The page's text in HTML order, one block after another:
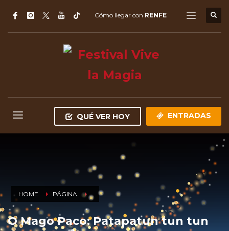
Cómo llegar con RENFE
QUÉ VER HOY ENTRADAS
HOME PÁGINA
O Mago Paco: Patapatun tun tun